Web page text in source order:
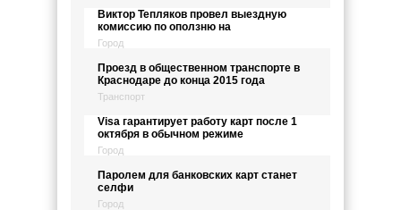
Виктор Тепляков провел выездную
комиссию по оползню на
Город
Проезд в общественном транспорте в
Краснодаре до конца 2015 года
Транспорт
Visa гарантирует работу карт после 1
октября в обычном режиме
Город
Паролем для банковских карт станет
селфи
Город